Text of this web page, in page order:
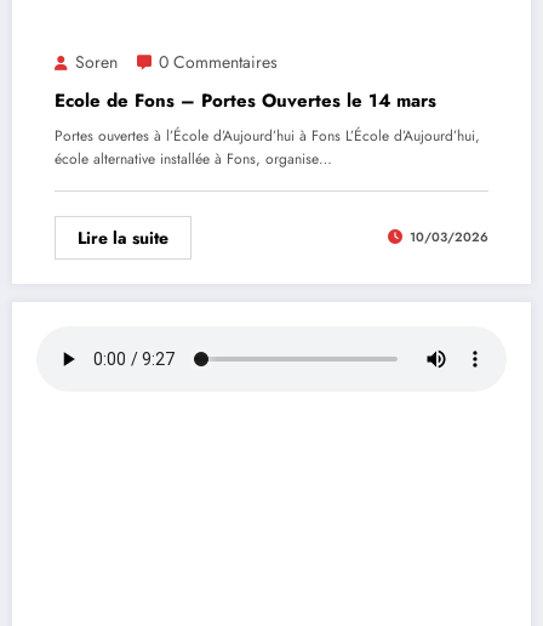
Soren 0 Commentaires
Ecole de Fons – Portes Ouvertes le 14 mars
Portes ouvertes à l’École d’Aujourd’hui à Fons L’École d’Aujourd’hui,
école alternative installée à Fons, organise…
Lire la suite 10/03/2026